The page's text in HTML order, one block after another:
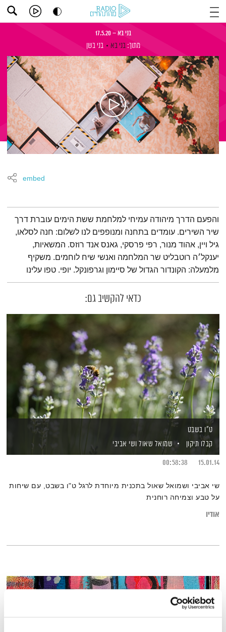
בני בא – 17.5.20
מתוך: בני בא בני בשן
embed
תמצית הפודקאסט
והפעם הדרך מיהודה עמיחי למלחמת ששת הימים עוברת דרך
שיר השירים. עומדים בתחנה ומנופפים לנו לשלום: חנה לסלאו,
גיל ויין, אהוד מנור, רפי פרסקי, גאנס אנד רוזס. המשאיות,
יענקל׳ה רוטבליט שר המלחמה ואנשי שיח לוחמים. משקיף
מלמעלה: הקונדור הגדול של סיימון וגרפונקל. יופי. טפו עלינו
כדאי להקשיב גם:
ט"ו בשבט
קבלו תיקון
שמואל שאול ושי אביבי
15.01.14
00:58:38
שי אביבי ושמואל שאול בתכנית מיוחדת לרגל ט"ו בשבט, עם שיחות
על טבע וצמיחה רוחנית
אודיו